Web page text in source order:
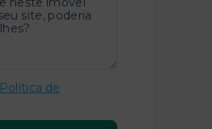
Política de